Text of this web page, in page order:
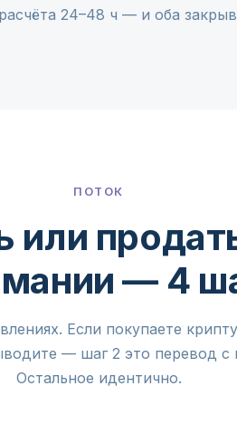
24–48 ч — и оба
ПОТОК
или
— 4
Если покупаете
— шаг 2 это перевод с
Остальное идентично.